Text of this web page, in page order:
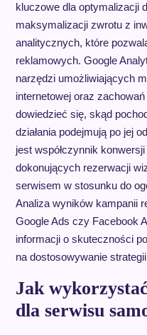
kluczowe dla optymalizacji
maksymalizacji zwrotu z
analitycznych, które
reklamowych. Google
narzędzi umożliwiających
internetowej oraz
dowiedzieć się, skąd
działania podejmują po jej
jest współczynnik
dokonujących rezerwacji
serwisem w stosunku do
Analiza wyników kampanii
Google Ads czy Facebook
informacji o skuteczności
na dostosowywanie
Jak
dla serwisu